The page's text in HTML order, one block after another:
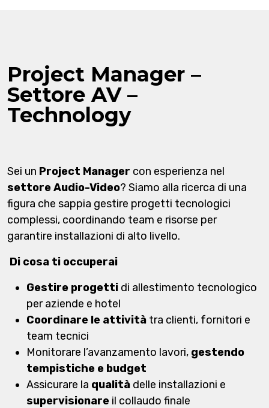
Project Manager –
Settore AV –
Technology
Sei un Project Manager con esperienza nel
settore Audio-Video? Siamo alla ricerca di una
figura che sappia gestire progetti tecnologici
complessi, coordinando team e risorse per
garantire installazioni di alto livello.
Di cosa ti occuperai
Gestire progetti di allestimento tecnologico
per aziende e hotel
Coordinare le attività tra clienti, fornitori e
team tecnici
Monitorare l’avanzamento lavori, gestendo
tempistiche e budget
Assicurare la qualità delle installazioni e
supervisionare il collaudo finale